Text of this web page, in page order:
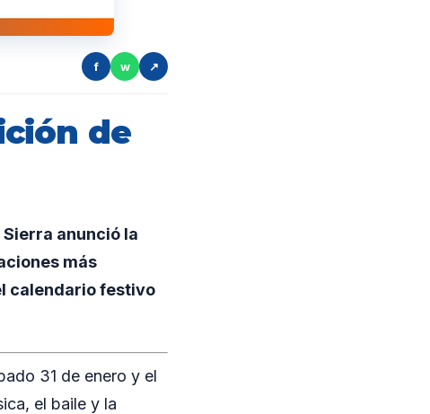
f w ↗
de
anunció la
más
calendario festivo
31 de enero y el
el baile y la